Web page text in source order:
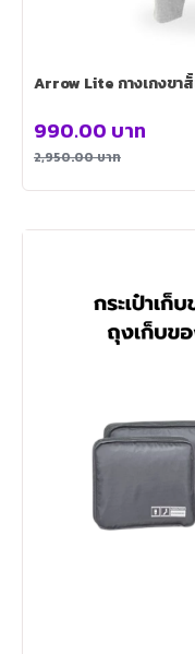
Arrow Lite กางเกงขา
2,950.00บาท
990.00 บาท